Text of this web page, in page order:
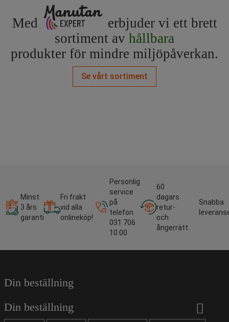
Med
erbjuder vi ett brett
sortiment av hållbara
produkter för mindre miljöpåverkan.
Se vårt sortiment
Minst
3 års
garanti
Fri frakt
vid alla
onlineköp!
Personlig
service
på
telefon
031 706
10 00
60
dagars
retur-
och
ångerrätt
Snabba
Din beställning
Din beställning